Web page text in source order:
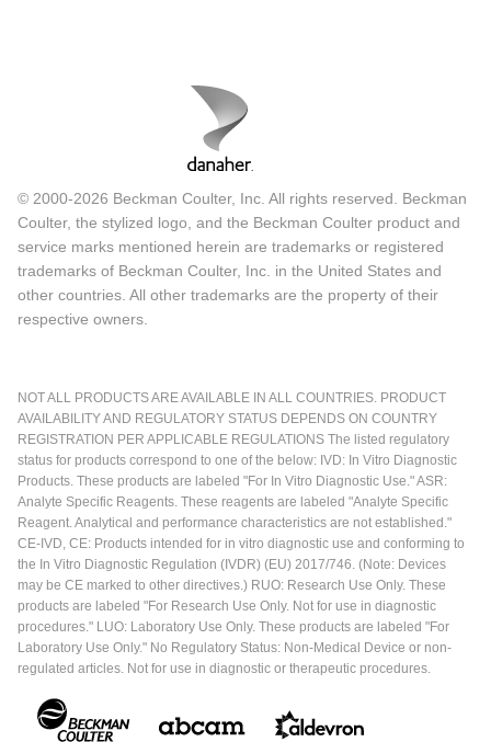
© 2000-2026 Beckman Coulter, Inc. All rights reserved. Beckman
Coulter, the stylized logo, and the Beckman Coulter product and
service marks mentioned herein are trademarks or registered
trademarks of Beckman Coulter, Inc. in the United States and
other countries. All other trademarks are the property of their
respective owners.
NOT ALL PRODUCTS ARE AVAILABLE IN ALL COUNTRIES. PRODUCT
AVAILABILITY AND REGULATORY STATUS DEPENDS ON COUNTRY
REGISTRATION PER APPLICABLE REGULATIONS The listed regulatory
status for products correspond to one of the below: IVD: In Vitro Diagnostic
Products. These products are labeled "For In Vitro Diagnostic Use." ASR:
Analyte Specific Reagents. These reagents are labeled "Analyte Specific
Reagent. Analytical and performance characteristics are not established."
CE-IVD, CE: Products intended for in vitro diagnostic use and conforming to
the In Vitro Diagnostic Regulation (IVDR) (EU) 2017/746. (Note: Devices
may be CE marked to other directives.) RUO: Research Use Only. These
products are labeled "For Research Use Only. Not for use in diagnostic
procedures." LUO: Laboratory Use Only. These products are labeled "For
Laboratory Use Only." No Regulatory Status: Non-Medical Device or non-
regulated articles. Not for use in diagnostic or therapeutic procedures.